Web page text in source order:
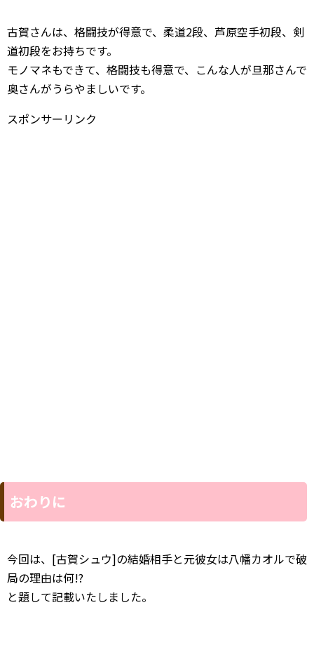
古賀さんは、格闘技が得意で、柔道2段、芦原空手初段、剣
道初段をお持ちです。
モノマネもできて、格闘技も得意で、こんな人が旦那さんで
奥さんがうらやましいです。
スポンサーリンク
おわりに
今回は、[古賀シュウ]の結婚相手と元彼女は八幡カオルで破
局の理由は何!?
と題して記載いたしました。